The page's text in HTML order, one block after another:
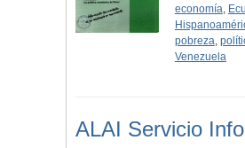
economía,
pobreza,
Venezuela
ALAI Servicio